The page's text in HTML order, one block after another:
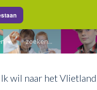
Ik wil naar het